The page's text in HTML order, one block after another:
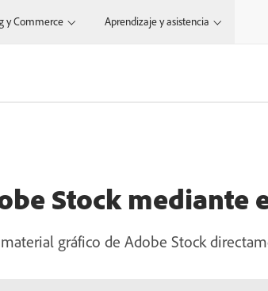
y Commerce Aprendizaje y asistencia
Stock mediante
gráfico de Adobe Stock